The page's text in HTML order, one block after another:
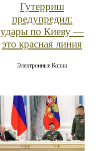
Гутерриш
предупредил:
удары по Киеву —
это красная линия
Электронные Копии